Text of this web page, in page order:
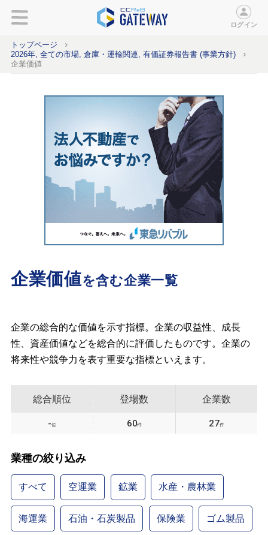
ログイン
トップページ
2026年, 全ての市場, 倉庫・運輸関連, 有価証券報告書 (事業方針)
企業価値
企業価値を含む企業一覧
企業の総合的な価値を示す指標。企業の収益性、成長
性、資産価値などを総合的に評価したものです。企業の
将来性や競争力を表す重要な指標といえます。
総合順位
-位
登場数
60件
企業数
27件
業種の絞り込み
すべて 空運業 鉱業 水産・農林業
海運業 石油・石炭製品 保険業 ゴム製品